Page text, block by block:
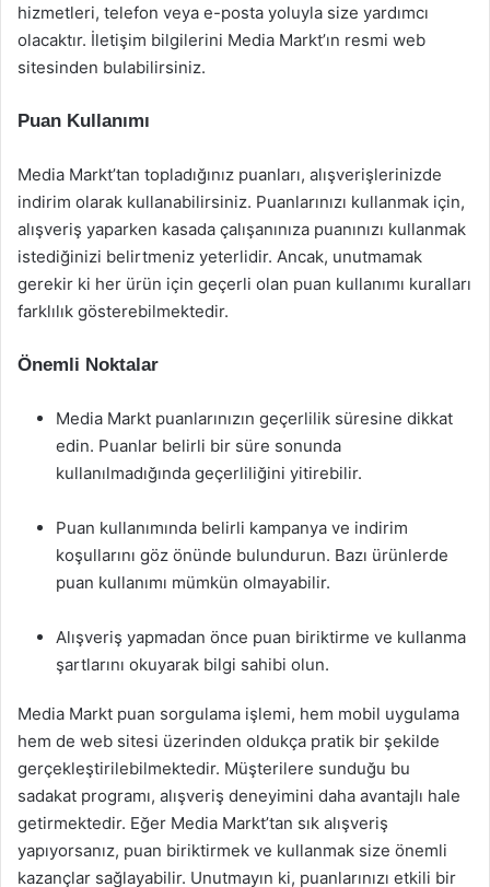
hizmetleri, telefon veya e-posta yoluyla size yardımcı
olacaktır. İletişim bilgilerini Media Markt’ın resmi web
sitesinden bulabilirsiniz.
Puan Kullanımı
Media Markt’tan topladığınız puanları, alışverişlerinizde
indirim olarak kullanabilirsiniz. Puanlarınızı kullanmak için,
alışveriş yaparken kasada çalışanınıza puanınızı kullanmak
istediğinizi belirtmeniz yeterlidir. Ancak, unutmamak
gerekir ki her ürün için geçerli olan puan kullanımı kuralları
farklılık gösterebilmektedir.
Önemli Noktalar
Media Markt puanlarınızın geçerlilik süresine dikkat
edin. Puanlar belirli bir süre sonunda
kullanılmadığında geçerliliğini yitirebilir.
Puan kullanımında belirli kampanya ve indirim
koşullarını göz önünde bulundurun. Bazı ürünlerde
puan kullanımı mümkün olmayabilir.
Alışveriş yapmadan önce puan biriktirme ve kullanma
şartlarını okuyarak bilgi sahibi olun.
Media Markt puan sorgulama işlemi, hem mobil uygulama
hem de web sitesi üzerinden oldukça pratik bir şekilde
gerçekleştirilebilmektedir. Müşterilere sunduğu bu
sadakat programı, alışveriş deneyimini daha avantajlı hale
getirmektedir. Eğer Media Markt’tan sık alışveriş
yapıyorsanız, puan biriktirmek ve kullanmak size önemli
kazançlar sağlayabilir. Unutmayın ki, puanlarınızı etkili bir